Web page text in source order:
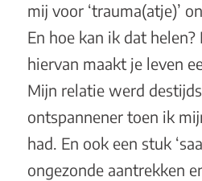
mij voor ‘trauma(atje)’
En hoe kan ik dat helen?
hiervan maakt je leven
Mijn relatie werd
ontspannener toen ik
had. En ook een stuk
ongezonde aantrekken